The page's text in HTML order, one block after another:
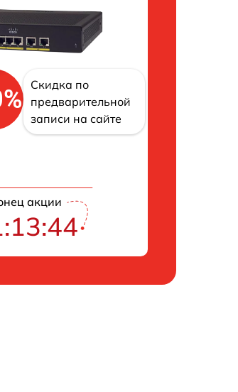
Скидка по
предварительной
записи на сайте
акции